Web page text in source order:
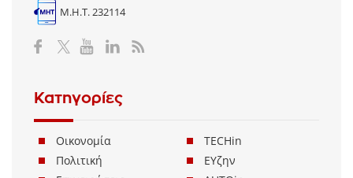
Μ.Η.Τ. 232114
Κατηγορίες
Οικονομία
Πολιτική
TECHin
ΕΥζην